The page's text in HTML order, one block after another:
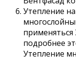
Утепление
подробнее
Утепление